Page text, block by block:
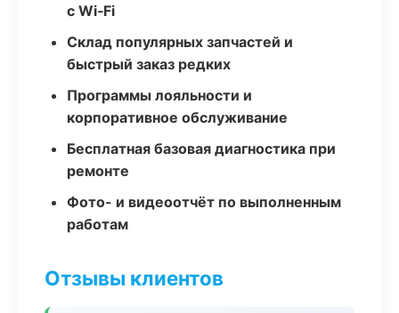
с Wi‑Fi
Склад популярных запчастей и
быстрый заказ редких
Программы лояльности и
корпоративное обслуживание
Бесплатная базовая диагностика при
ремонте
Фото- и видеоотчёт по выполненным
работам
Отзывы клиентов